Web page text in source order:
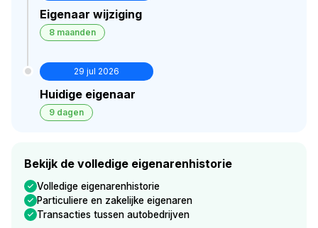
Eigenaar wijziging
8 maanden
29 jul 2026
Huidige eigenaar
9 dagen
Bekijk de volledige eigenarenhistorie
Volledige eigenarenhistorie
Particuliere en zakelijke eigenaren
Transacties tussen autobedrijven